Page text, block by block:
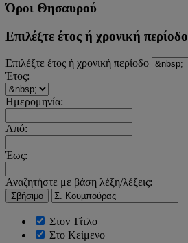
Όροι Θησαυρού
Επιλέξτε έτος ή χρονική περίοδο
Επιλέξτε έτος ή χρονική περίοδο
Έτος:
Ημερομηνία:
Από:
Έως:
Αναζητήστε με βάση λέξη/λέξεις:
Σβήσιμο
Στον Τίτλο
Στο Κείμενο